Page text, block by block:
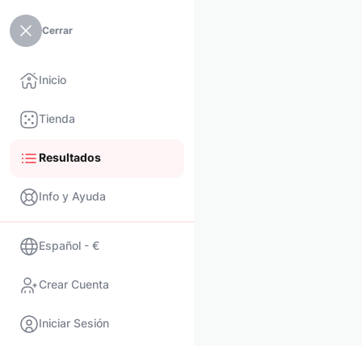
Cerrar
Inicio
Tienda
Resultados
Info y Ayuda
Español - €
Crear Cuenta
Iniciar Sesión